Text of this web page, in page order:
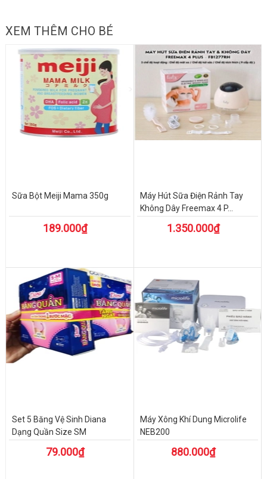
XEM THÊM CHO BÉ
Sữa Bột Meiji Mama 350g
189.000₫
Máy Hút Sữa Điện Rảnh Tay
Không Dây Freemax 4 P...
1.350.000₫
Set 5 Băng Vệ Sinh Diana
Dạng Quần Size SM
79.000₫
Máy Xông Khí Dung Microlife
NEB200
880.000₫